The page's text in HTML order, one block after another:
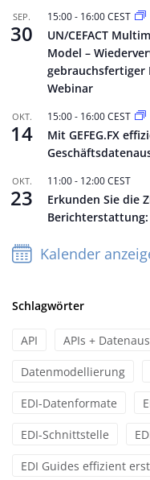
SEP.
30
15:00- 16:00CEST
UN/CEFACT
Model –
gebrauchsfertiger
Webinar
OKT.
14
15:00- 16:00CEST
Mit GEFEG.FX
OKT.
23
11:00- 12:00CEST
Erkunden Sie die
Berichterstattung:
Kalender
Schlagwörter
API APIs +
Datenmodellierung
EDI-Datenformate
EDI-Schnittstelle
EDI Guides effizient